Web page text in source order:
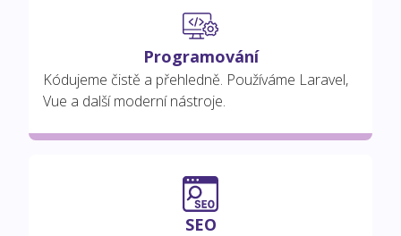
Programování
Kódujeme čistě a přehledně. Používáme Laravel,
Vue a další moderní nástroje.
SEO